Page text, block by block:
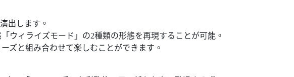
出します。
ウィライズモード」の2種類の形態を再現することが可能。
ズと組み合わせて楽しむことができます。